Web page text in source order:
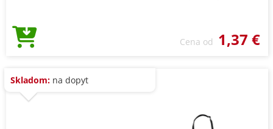
Cena od 1,37 €
Skladom: na dopyt